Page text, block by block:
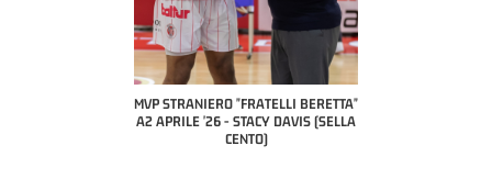
"FRATELLI BERETTA"
STACY DAVIS (SELLA
MVP "FRATELLI BERETTA" SAMUEL
DILAS B NAZIONALE APRILE '26 -
MARCO RESTELLI (TAV TREVIGLIO